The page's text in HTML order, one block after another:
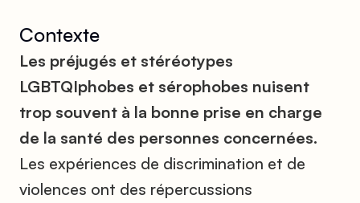
Contexte
Les préjugés et stéréotypes
LGBTQIphobes et sérophobes nuisent
trop souvent à la bonne prise en charge
de la santé des personnes concernées.
Les expériences de discrimination et de
violences ont des répercussions